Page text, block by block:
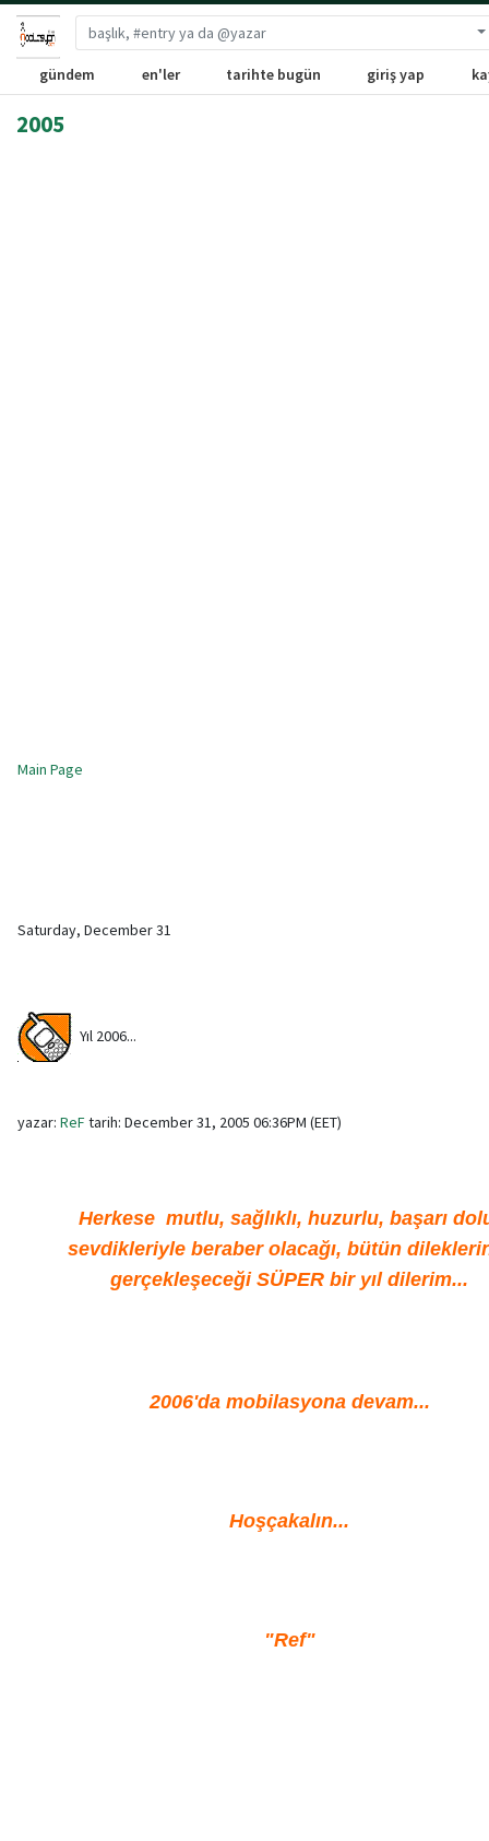
gündem en'ler tarihte bugün giriş yap
2005
Main Page
Saturday, December 31
Yıl 2006...
yazar: ReFtarih: December 31, 2005 06:36PM (EET)
Herkese mutlu, sağlıklı, huzurlu, başarı
sevdikleriyle beraber olacağı, bütün
gerçekleşeceği SÜPER bir yıl dilerim...
2006'da mobilasyona devam...
Hoşçakalın...
"Ref"